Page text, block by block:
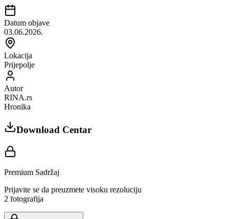
Datum objave
03.06.2026.
Lokacija
Prijepolje
Autor
RINA.rs
Hronika
Download Centar
Premium Sadržaj
Prijavite se da preuzmete visoku rezoluciju
2 fotografija